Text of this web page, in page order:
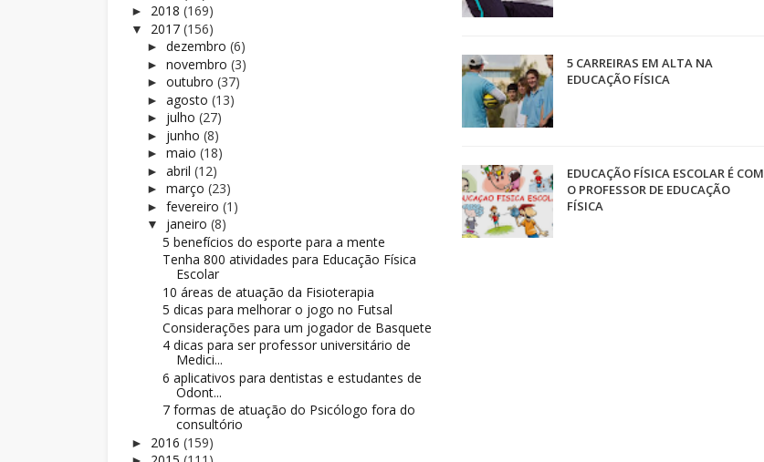
► 2018 (169)
▼ 2017 (156)
► dezembro (6)
► novembro (3)
► outubro (37)
► agosto (13)
► julho (27)
► junho (8)
► maio (18)
► abril (12)
► março (23)
► fevereiro (1)
▼ janeiro (8)
5 benefícios do esporte para a mente
Tenha 800 atividades para Educação Física
Escolar
10 áreas de atuação da Fisioterapia
5 dicas para melhorar o jogo no Futsal
Considerações para um jogador de Basquete
4 dicas para ser professor universitário de
Medici...
6 aplicativos para dentistas e estudantes de
Odont...
7 formas de atuação do Psicólogo fora do
consultório
► 2016 (159)
5 CARREIRAS EM ALTA NA
EDUCAÇÃO FÍSICA
EDUCAÇÃO FÍSICA ESCOLAR É COM
O PROFESSOR DE EDUCAÇÃO
FÍSICA